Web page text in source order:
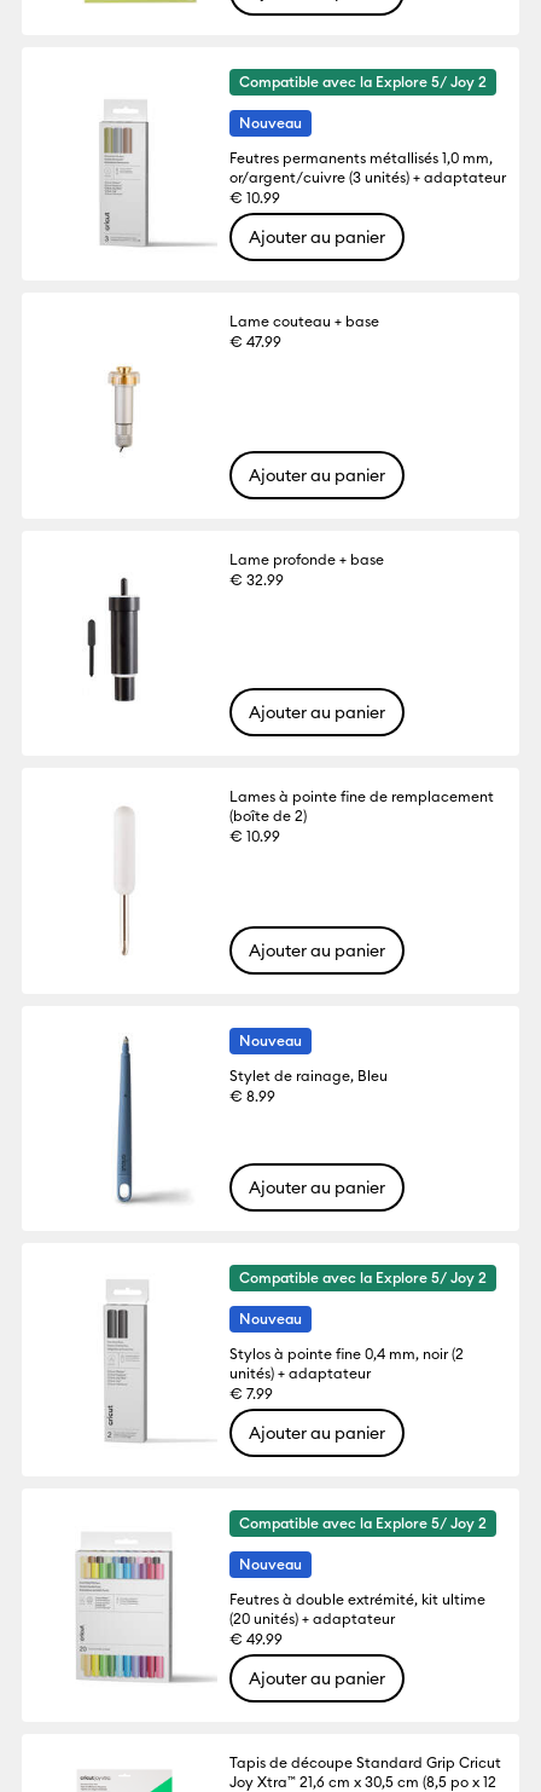
Compatible avec la Explore 5/ Joy 2
Nouveau
Feutres permanents métallisés 1,0 mm,
or/argent/cuivre (3 unités) + adaptateur
€ 10.99
Ajouter au panier
Lame couteau + base
€ 47.99
Ajouter au panier
Lame profonde + base
€ 32.99
Ajouter au panier
Lames à pointe fine de remplacement
(boîte de 2)
€ 10.99
Ajouter au panier
Nouveau
Stylet de rainage, Bleu
€ 8.99
Ajouter au panier
Compatible avec la Explore 5/ Joy 2
Nouveau
Stylos à pointe fine 0,4 mm, noir (2
unités) + adaptateur
€ 7.99
Ajouter au panier
Compatible avec la Explore 5/ Joy 2
Nouveau
Feutres à double extrémité, kit ultime
(20 unités) + adaptateur
€ 49.99
Ajouter au panier
Tapis de découpe Standard Grip Cricut
Joy Xtra™ 21,6 cm x 30,5 cm (8,5 po x 12